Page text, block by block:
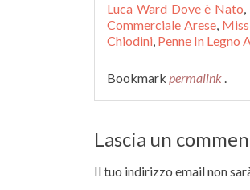
Luca Ward Dove è Nato,
Commerciale Arese,
Chiodini, Penne In Legno
Bookmark permalink .
Lascia un
Il tuo indirizzo email non